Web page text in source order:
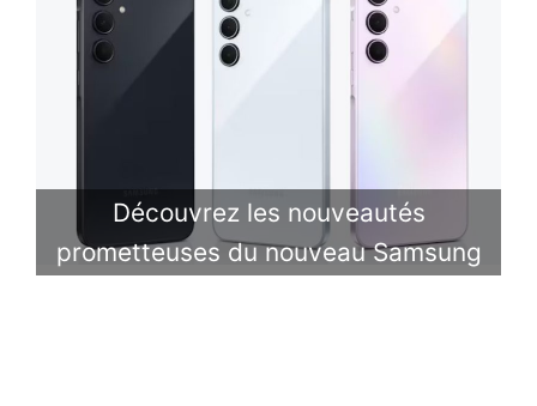
Découvrez les nouveautés
prometteuses du nouveau Samsung